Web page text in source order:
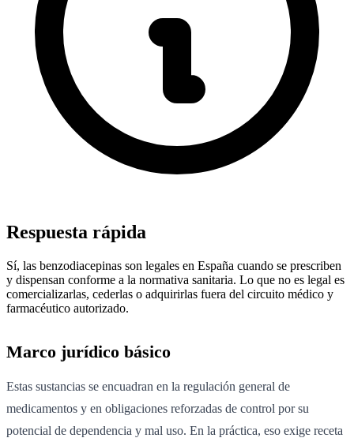
Respuesta rápida
Sí, las benzodiacepinas son legales en España cuando se prescriben
y dispensan conforme a la normativa sanitaria. Lo que no es legal es
comercializarlas, cederlas o adquirirlas fuera del circuito médico y
farmacéutico autorizado.
Marco jurídico básico
Estas sustancias se encuadran en la regulación general de
medicamentos y en obligaciones reforzadas de control por su
potencial de dependencia y mal uso. En la práctica, eso exige receta